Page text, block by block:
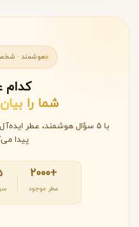
هوشمند ·
کدام
شما را
با ۵ سؤال هوشمند، عطر
پیدا
+2000
عطر موجود